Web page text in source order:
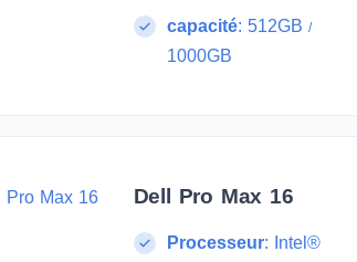
capacité: 512GB /
1000GB
Dell Pro Max 16
Processeur: Intel®